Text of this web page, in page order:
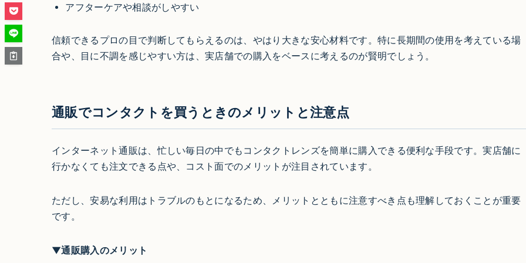
アフターケアや相談がしやすい
信頼できるプロの目で判断してもらえるのは、やはり大きな安心材料です。特に長期間の使用を考えている場
合や、目に不調を感じやすい方は、実店舗での購入をベースに考えるのが賢明でしょう。
通販でコンタクトを買うときのメリットと注意点
インターネット通販は、忙しい毎日の中でもコンタクトレンズを簡単に購入できる便利な手段です。実店舗に
行かなくても注文できる点や、コスト面でのメリットが注目されています。
ただし、安易な利用はトラブルのもとになるため、メリットとともに注意すべき点も理解しておくことが重要
です。
▼通販購入のメリット